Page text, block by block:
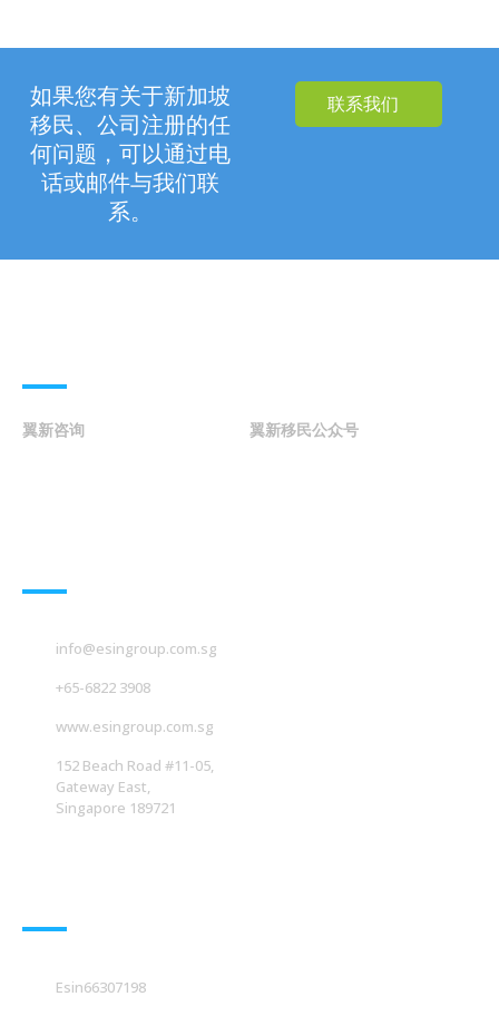
如果您有关于新加坡
移民、公司注册的任
何问题，可以通过电
话或邮件与我们联
系。
联系我们
翼新咨询 翼新移民公众号
info@esingroup.com.sg
+65-6822 3908
www.esingroup.com.sg
152 Beach Road #11-05,
Gateway East,
Singapore 189721
Esin66307198